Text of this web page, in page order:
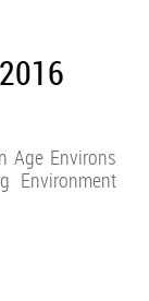
Age Environs
Environment